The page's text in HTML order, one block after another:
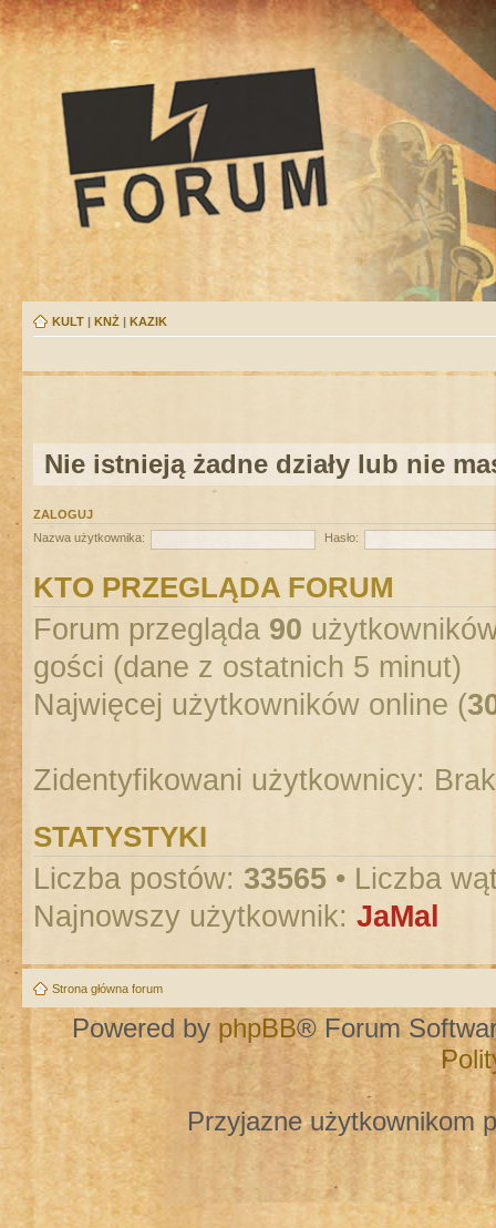
KULT | KNŻ | KAZIK
Nie istnieją żadne działy lub nie
ZALOGUJ
Nazwa użytkownika:
Hasło:
KTO PRZEGLĄDA FORUM
Forum przegląda 90
gości (dane z ostatnich 5 minut)
Najwięcej użytkowników online (
Zidentyfikowani użytkownicy:
STATYSTYKI
Liczba postów: 33565 • Liczba
Najnowszy użytkownik: JaMal
Strona główna forum
Powered by phpBB® Forum
Przyjazne użytkownikom